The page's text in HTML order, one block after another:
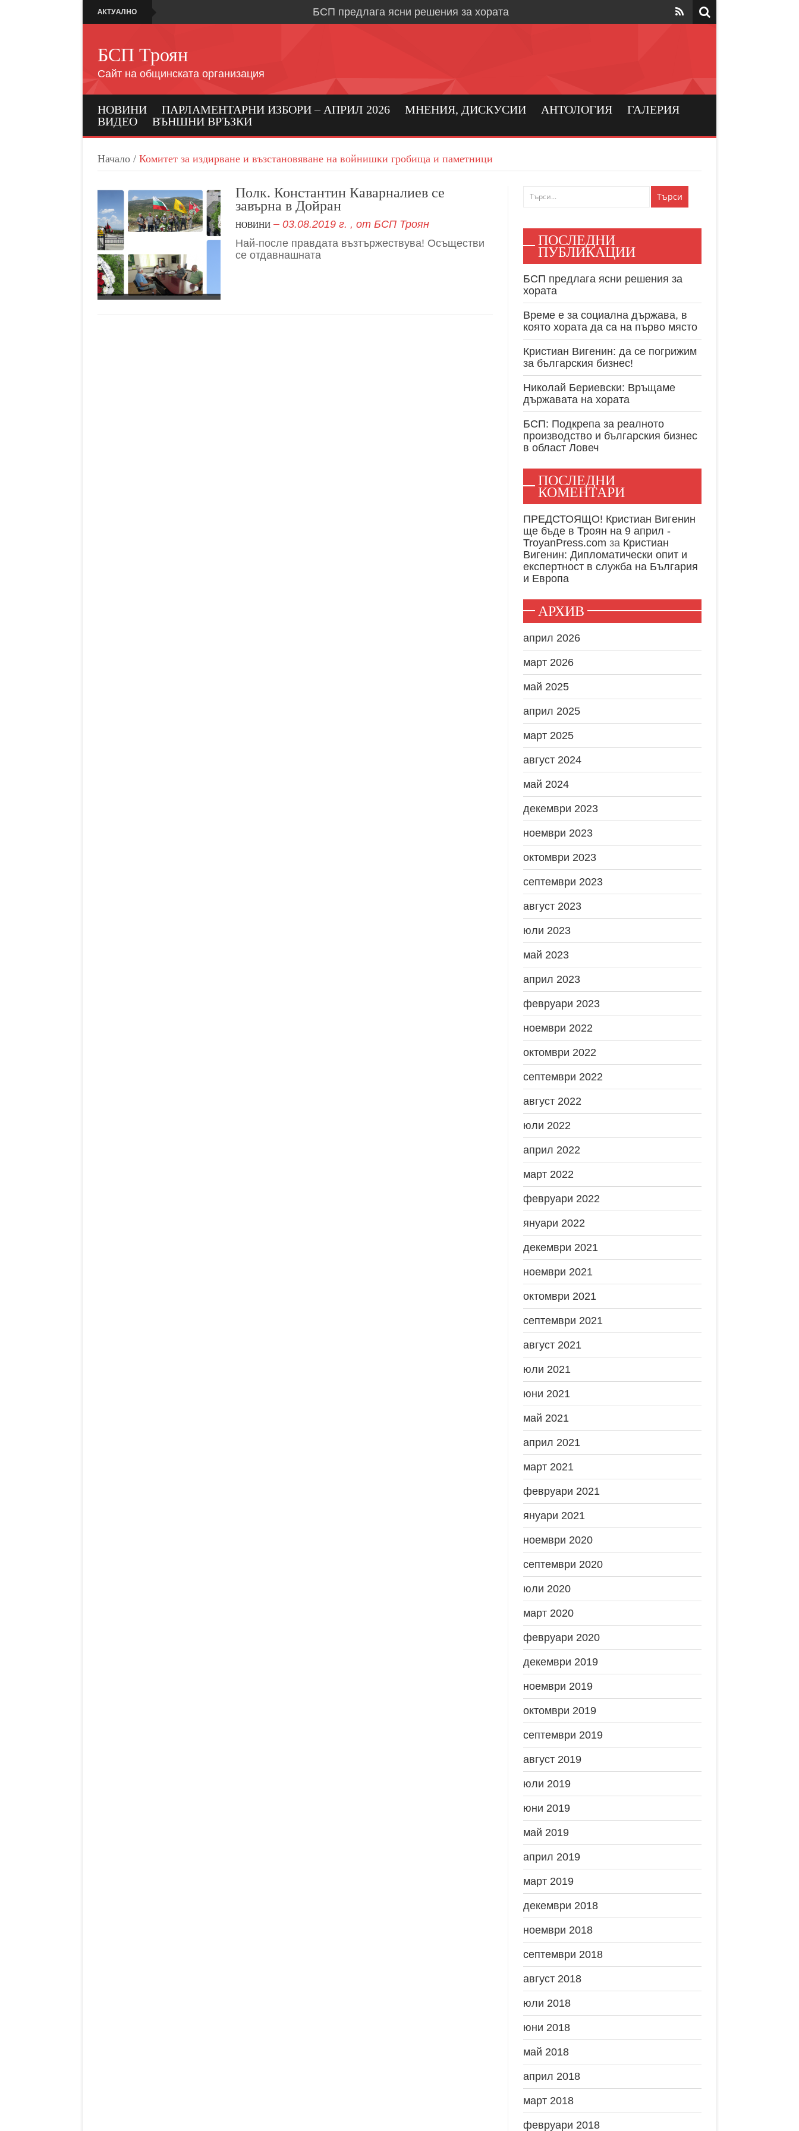
АКТУАЛНО
БСП предлага ясни решения за хората
Николай Бериевски: Връщаме държавата на хората
Кристиан Вигенин за мира и войната
Дипломацията е единственият път към траен мир
Александрово и Лешница: хората най-добре знаят
своите нужди
В Градежница: среща с три поколения леви хора
Кристиан Вигенин: Дипломатически опит и експертност в
БСП Троян
Сайт на общинската организация
НОВИНИ ПАРЛАМЕНТАРНИ ИЗБОРИ – АПРИЛ 2026 МНЕНИЯ, ДИСКУСИИ АНТОЛОГИЯ
ГАЛЕРИЯ
ВИДЕО
ВЪНШНИ ВРЪЗКИ
Начало / Комитет за издирване и възстановяване на войнишки гробища и паметници
Полк. Константин Каварналиев се
завърна в Дойран
НОВИНИ 03.08.2019 г. , от БСП Троян
Най-после правдата възтържествува! Осъществи
се отдавнашната
ПОСЛЕДНИ
ПУБЛИКАЦИИ
БСП предлага ясни решения за
хората
Време е за социална държава, в
която хората да са на първо място
Кристиан Вигенин: да се погрижим
за българския бизнес!
Николай Бериевски: Връщаме
държавата на хората
БСП: Подкрепа за реалното
производство и българския бизнес
в област Ловеч
ПОСЛЕДНИ
КОМЕНТАРИ
ПРЕДСТОЯЩО! Кристиан Вигенин
ще бъде в Троян на 9 април -
TroyanPress.com за Кристиан
Вигенин: Дипломатически опит и
експертност в служба на България
и Европа
АРХИВ
април 2026
март 2026
май 2025
април 2025
март 2025
август 2024
май 2024
декември 2023
ноември 2023
октомври 2023
септември 2023
август 2023
юли 2023
май 2023
април 2023
февруари 2023
ноември 2022
октомври 2022
септември 2022
август 2022
юли 2022
април 2022
март 2022
февруари 2022
януари 2022
декември 2021
ноември 2021
октомври 2021
септември 2021
август 2021
юли 2021
юни 2021
май 2021
април 2021
март 2021
февруари 2021
януари 2021
ноември 2020
септември 2020
юли 2020
март 2020
февруари 2020
декември 2019
ноември 2019
октомври 2019
септември 2019
август 2019
юли 2019
юни 2019
май 2019
април 2019
март 2019
декември 2018
ноември 2018
септември 2018
август 2018
юли 2018
юни 2018
май 2018
април 2018
март 2018
февруари 2018